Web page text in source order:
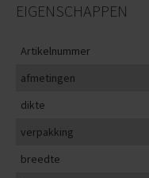
EIGENSCHAPPEN
Artikelnummer
afmetingen
dikte
verpakking
breedte